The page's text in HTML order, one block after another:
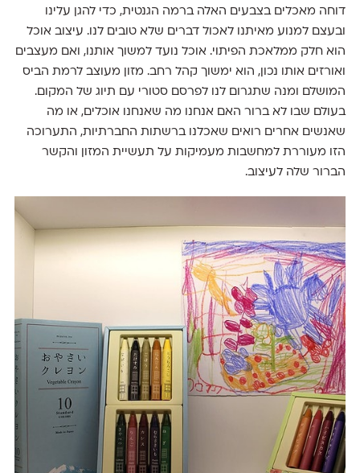
דוחה מאכלים בצבעים האלה ברמה הגנטית, כדי להגן עלינו
ובעצם למנוע מאיתנו לאכול דברים שלא טובים לנו. עיצוב אוכל
הוא חלק ממלאכת הפיתוי. אוכל נועד למשוך אותנו, ואם מעצבים
ואורזים אותו נכון, הוא ימשוך קהל רחב. מזון מעוצב לרמת הביס
המושלם ומנה שתגרום לנו לפרסם סטורי עם תיוג של המקום.
בעולם שבו לא ברור האם אנחנו מה שאנחנו אוכלים, או מה
שאנשים אחרים רואים שאכלנו ברשתות החברתיות, התערוכה
הזו מעוררת למחשבות מעמיקות על תעשיית המזון והקשר
הברור שלה לעיצוב.